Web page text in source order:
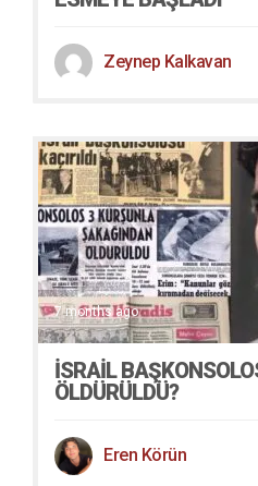
Zeynep Kalkavan
7 months ago
İSRAIL
ÖLDÜRÜLDÜ?
Eren Körün